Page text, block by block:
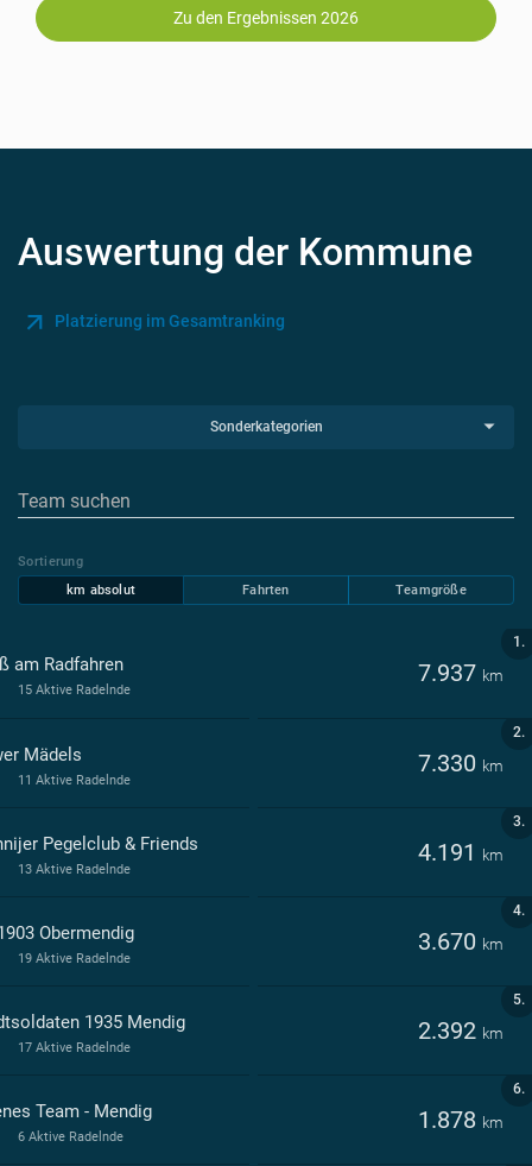
Zu den Ergebnissen 2026
Auswertung der Kommune
Platzierung im Gesamtranking
Sonderkategorien
Sortierung
km absolut
Fahrten Teamgröße
1.
am Radfahren 7.937 km
15 Aktive Radelnde
2.
Mädels 7.330 km
11 Aktive Radelnde
3.
Pegelclub & Friends 4.191 km
13 Aktive Radelnde
4.
Obermendig 3.670 km
19 Aktive Radelnde
5.
1935 Mendig 2.392 km
17 Aktive Radelnde
6.
Team - Mendig 1.878 km
6 Aktive Radelnde